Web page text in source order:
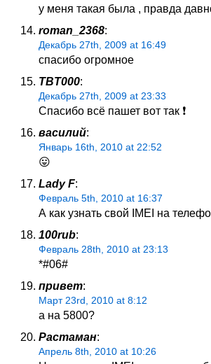
у меня такая была , правда
roman_2368:
Декабрь 27th, 2009 at 16:49
спасибо огромное
TBT000:
Декабрь 27th, 2009 at 23:33
Спасибо всё пашет вот так ❗
василий:
Январь 16th, 2010 at 22:52
😛
Lady F:
Февраль 5th, 2010 at 16:37
А как узнать свой IMEI на
100rub:
Февраль 28th, 2010 at 23:13
*#06#
привет:
Март 23rd, 2010 at 8:12
а на 5800?
Растаман:
Апрель 8th, 2010 at 10:26